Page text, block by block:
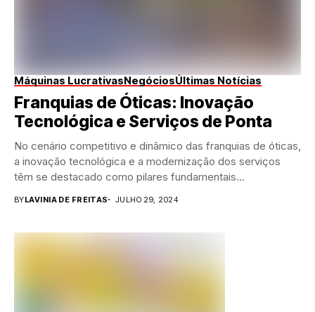
Máquinas LucrativasNegóciosÚltimas Notícias
Franquias de Óticas: Inovação
Tecnológica e Serviços de Ponta
No cenário competitivo e dinâmico das franquias de óticas,
a inovação tecnológica e a modernização dos serviços
têm se destacado como pilares fundamentais...
BYLAVINIA DE FREITAS JULHO 29, 2024